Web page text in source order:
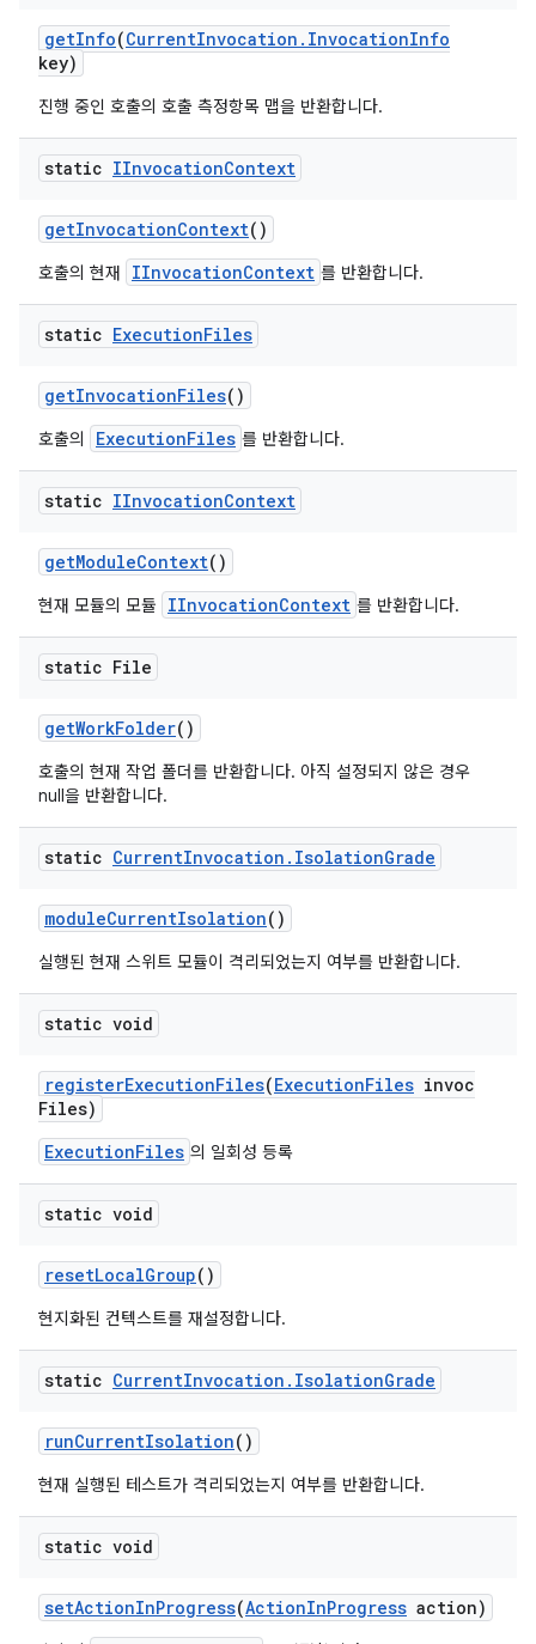
getInfo(CurrentInvocation . InvocationInfo
key)
진행 중인 호출의 호출 측정항목 맵을 반환합니다.
static IInvocationContext
getInvocationContext()
호출의 현재 IInvocationContext 를 반환합니다.
static ExecutionFiles
getInvocationFiles()
호출의 ExecutionFiles 를 반환합니다.
static IInvocationContext
getModuleContext()
현재 모듈의 모듈 IInvocationContext 를 반환합니다.
static File
getWorkFolder()
호출의 현재 작업 폴더를 반환합니다. 아직 설정되지 않은 경우
null을 반환합니다.
static CurrentInvocation . IsolationGrade
moduleCurrentIsolation()
실행된 현재 스위트 모듈이 격리되었는지 여부를 반환합니다.
static void
registerExecutionFiles(ExecutionFiles invoc
Files)
ExecutionFiles 의 일회성 등록
static void
resetLocalGroup()
현지화된 컨텍스트를 재설정합니다.
static CurrentInvocation . IsolationGrade
runCurrentIsolation()
현재 실행된 테스트가 격리되었는지 여부를 반환합니다.
static void
setActionInProgress(ActionInProgress action)